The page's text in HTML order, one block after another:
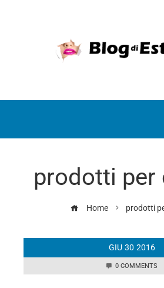
prodotti per
Home prodotti
GIU 30 2016
0 COMMENTS